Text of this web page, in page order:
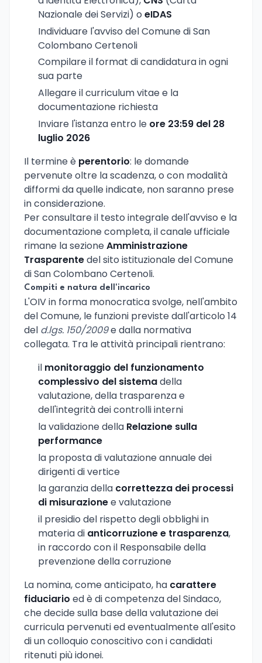
Nazionale dei Servizi) o eIDAS
Individuare l'avviso del Comune di San
Colombano Certenoli
Compilare il format di candidatura in ogni
sua parte
Allegare il curriculum vitae e la
documentazione richiesta
Inviare l'istanza entro le ore 23:59 del 28
luglio 2026
Il termine è perentorio: le domande
pervenute oltre la scadenza, o con modalità
difformi da quelle indicate, non saranno prese
in considerazione.
Per consultare il testo integrale dell'avviso e la
documentazione completa, il canale ufficiale
rimane la sezioneAmministrazione
Trasparentedel sito istituzionale del Comune
di San Colombano Certenoli.
Compiti e natura dell'incarico
L'OIV in forma monocratica svolge, nell'ambito
del Comune, le funzioni previste dall'articolo 14
del d.lgs. 150/2009e dalla normativa
collegata. Tra le attività principali rientrano:
il monitoraggio del funzionamento
complessivo del sistemadella
valutazione, della trasparenza e
dell'integrità dei controlli interni
la validazione della Relazione sulla
performance
la proposta di valutazione annuale dei
dirigenti di vertice
la garanzia della correttezza dei processi
di misurazionee valutazione
il presidio del rispetto degli obblighi in
materia di anticorruzione e trasparenza,
in raccordo con il Responsabile della
prevenzione della corruzione
La nomina, come anticipato, ha carattere
fiduciario ed è di competenza del Sindaco,
che decide sulla base della valutazione dei
curricula pervenuti ed eventualmente all'esito
di un colloquio conoscitivo con i candidati
ritenuti più idonei.